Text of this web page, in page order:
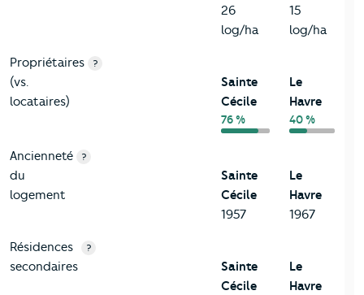
26
log/ha
15
log/ha
Propriétaires
(vs.
locataires)
?
Sainte
Cécile
76 %
Le
Havre
40 %
Ancienneté
du
logement
?
Sainte
Cécile
1957
Le
Havre
1967
Résidences
secondaires
?
Sainte
Cécile
Le
Havre